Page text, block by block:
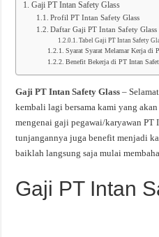
Gaji PT Intan Safety Glass
Profil PT Intan Safety Glass
Daftar Gaji PT Intan Safety Glass
Tabel Gaji PT Intan Safety
Syarat Syarat Melamar Kerja di
Benefit Bekerja di PT Intan
Gaji PT Intan Safety Glass –
kembali lagi bersama kami yang
mengenai gaji pegawai/karyawan PT
tunjangannya juga benefit menjadi
baiklah langsung saja mulai
Gaji PT Intan